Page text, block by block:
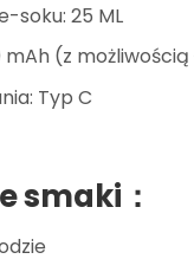
soku: 25 ML
(z możliwością
Typ C
smaki：